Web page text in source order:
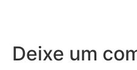
Deixe um